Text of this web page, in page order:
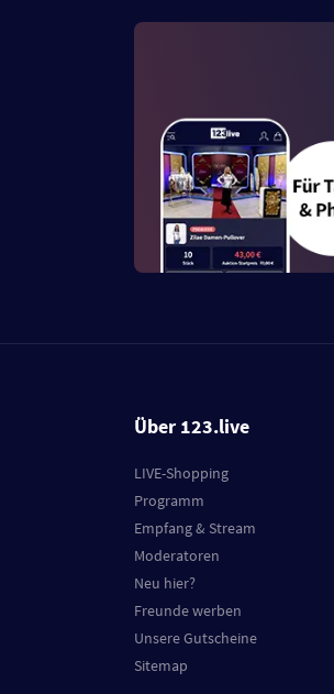
Über 123.live
LIVE-Shopping
Programm
Empfang & Stream
Moderatoren
Neu hier?
Freunde werben
Unsere Gutscheine
Sitemap